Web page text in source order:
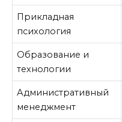
Прикладная
психология
Образование и
технологии
Административный
менеджмент